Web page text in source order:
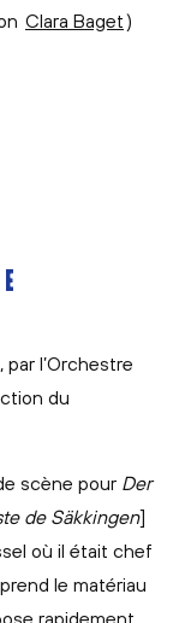
Clara Baget)
l’Orchestre
du
scène pour Der
de Säkkingen]
où il était chef
le matériau
rapidement,